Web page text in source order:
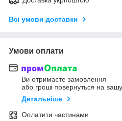
Всі умови доставки
Умови оплати
Ви отримаєте замовлення
або гроші повернуться на
Детальніше
Оплатити частинами